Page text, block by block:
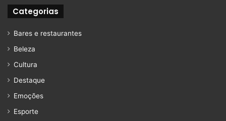
Categorias
Bares e restaurantes
Beleza
Cultura
Destaque
Emoções
Esporte